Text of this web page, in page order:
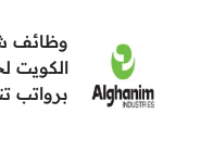
وظائف
الكويت
برواتب